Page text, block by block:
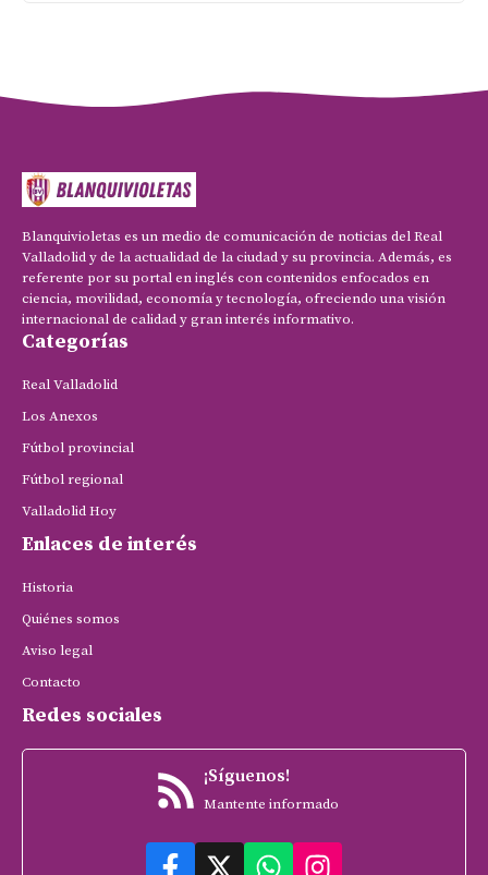
Blanquivioletas es un medio de comunicación de noticias del Real
Valladolid y de la actualidad de la ciudad y su provincia. Además, es
referente por su portal en inglés con contenidos enfocados en
ciencia, movilidad, economía y tecnología, ofreciendo una visión
internacional de calidad y gran interés informativo.
Categorías
Real Valladolid
Los Anexos
Fútbol provincial
Fútbol regional
Valladolid Hoy
Enlaces de interés
Historia
Quiénes somos
Aviso legal
Contacto
Redes sociales
¡Síguenos!
Mantente informado